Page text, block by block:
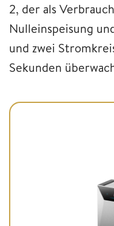
2, der als
Nulleinspeisung
und zwei
Sekunden